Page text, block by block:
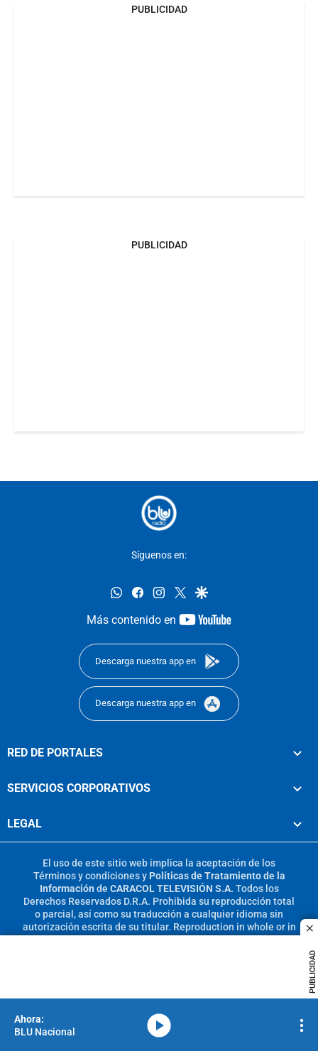
PUBLICIDAD
PUBLICIDAD
PUBLICIDAD
Síguenos en:
whatsappfacebookinstagram
twittergoogle
Más contenido en
youtube-
Descarga nuestra app en
Descarga nuestra app en
RED DE PORTALES
SERVICIOS CORPORATIVOS
LEGAL
El uso de este sitio web implica la aceptación de los
Términos y condicionesy Políticas de Tratamiento de la
Información de CARACOL TELEVISIÓN S.A. Todos los
Derechos Reservados D.R.A. Prohibida su reproducción total
o parcial, así como su traducción a cualquier idioma sin
autorización escrita de su titular. Reproduction in whole or in
BLU Nacional